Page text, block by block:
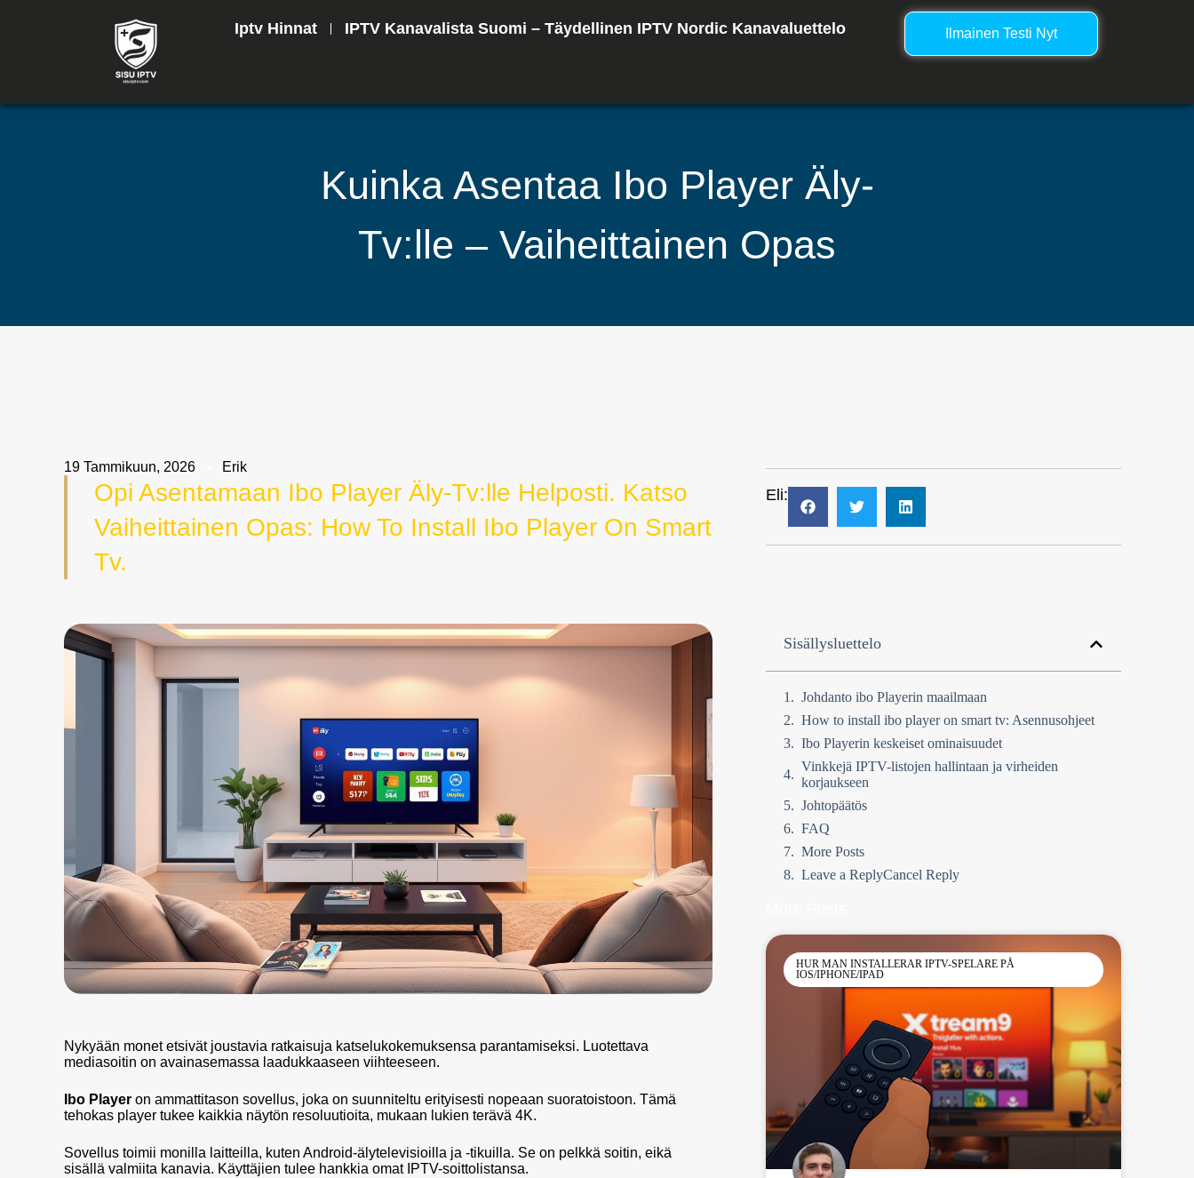
Iptv Hinnat IPTV Kanavalista Suomi – Täydellinen IPTV Nordic Kanavaluettelo Ilmainen Testi Nyt
Kuinka Asentaa Ibo Player Äly-
Tv:lle – Vaiheittainen Opas
19 Tammikuun, 2026 Erik
Opi Asentamaan Ibo Player Äly-Tv:lle Helposti. Katso
Vaiheittainen Opas: How To Install Ibo Player On Smart
Tv.
Nykyään monet etsivät joustavia ratkaisuja katselukokemuksensa parantamiseksi. Luotettava
mediasoitin on avainasemassa laadukkaaseen viihteeseen.
Ibo Player on ammattitason sovellus, joka on suunniteltu erityisesti nopeaan suoratoistoon. Tämä
tehokas player tukee kaikkia näytön resoluutioita, mukaan lukien terävä 4K.
Sovellus toimii monilla laitteilla, kuten Android-älytelevisioilla ja -tikuilla. Se on pelkkä soitin, eikä
sisällä valmiita kanavia. Käyttäjien tulee hankkia omat IPTV-soittolistansa.
Eli:
Sisällysluettelo
Johdanto ibo Playerin maailmaan
How to install ibo player on smart tv: Asennusohjeet
Ibo Playerin keskeiset ominaisuudet
Vinkkejä IPTV-listojen hallintaan ja virheiden
korjaukseen
Johtopäätös
FAQ
More Posts
Leave a ReplyCancel Reply
HUR MAN INSTALLERAR IPTV-SPELARE PÅ
IOS/IPHONE/IPAD